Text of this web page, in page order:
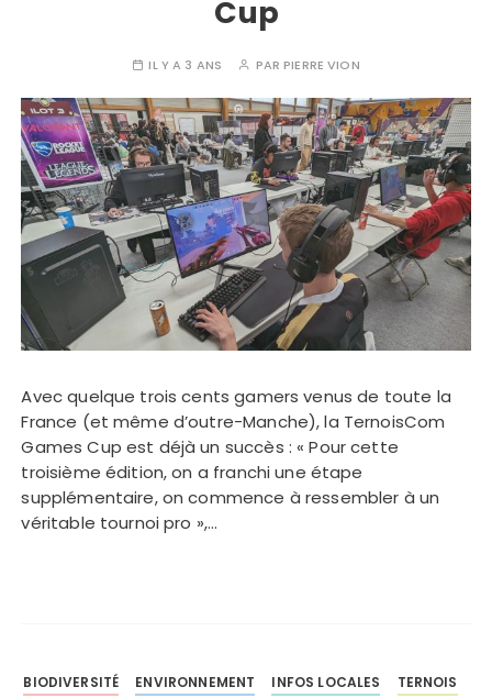
Cup
IL Y A 3 ANS PARPIERRE VION
Avec quelque trois cents gamers venus de toute la
France (et même d’outre-Manche), la TernoisCom
Games Cup est déjà un succès : « Pour cette
troisième édition, on a franchi une étape
supplémentaire, on commence à ressembler à un
véritable tournoi pro »,…
BIODIVERSITÉ ENVIRONNEMENT INFOS LOCALES
TERNOIS